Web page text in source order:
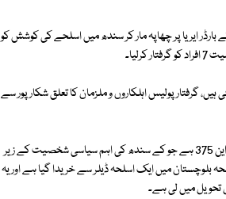
ایریا پر چھاپہ مار کر سندھ میں اسلحے کی کوشش کو
رائفل اور 2 ہزار 350 گولیاں برآمد کی گئی ہیں، گرفتار پولیس اہلکاروں و ملزمان کا تعلق شکارپور سے
ذرائع کے مطابق جیکب آباد پولیس کی جانب سے پکڑی گئی پولیس موبائل کا نمبر ایس پی این 375 ہے جو کے سندھ کی اہم سیاسی شخصیت کے زیر
میں ایک اسلحہ ڈیلر سے خریدا گیا ہے اور یہ
تحویل میں لی ہے۔